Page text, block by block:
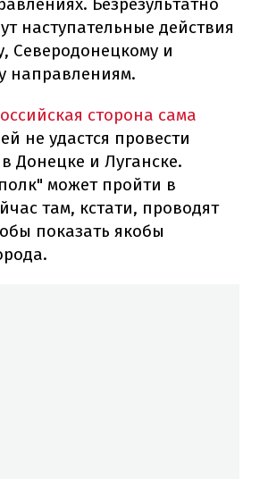
наступательные действия
Северодонецкому и
направлениям.
сторона сама
не удастся провести
Донецке и Луганске.
может пройти в
там, кстати, проводят
показать якобы